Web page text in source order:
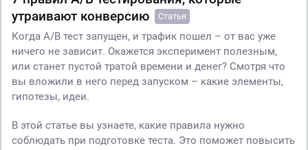
утраивают конверсию
Статья
Когда А/В тест запущен, и трафик пошел – от вас уже
ничего не зависит. Окажется эксперимент полезным,
или станет пустой тратой времени и денег? Смотря что
вы вложили в него перед запуском – какие элементы,
гипотезы, идеи.
В этой статье вы узнаете, какие правила нужно
соблюдать при подготовке теста. Это поможет повысить